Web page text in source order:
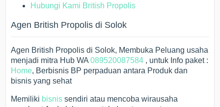
Hubungi Kami British Propolis
Agen British Propolis di Solok
Agen British Propolis di Solok, Membuka Peluang usaha
menjadi mitra Hub WA089520087584 , untuk Info paket :
Home, Berbisnis BP perpaduan antara Produk dan
bisnis yang sehat
Memiliki bisnis sendiri atau mencoba wirausaha